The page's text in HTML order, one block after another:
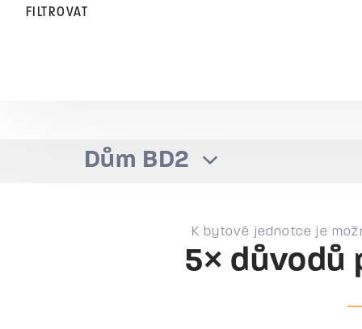
FILTROVAT
Dům BD2
K bytové jednotce je
5× důvodů